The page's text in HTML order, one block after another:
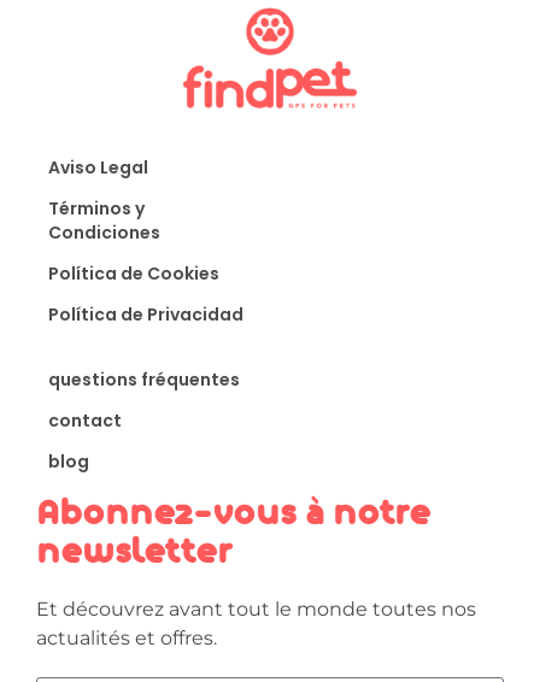
Aviso Legal
Términos y
Condiciones
Política de Cookies
Política de Privacidad
questions fréquentes
contact
blog
Abonnez-vous à notre
newsletter
Et découvrez avant tout le monde toutes nos
actualités et offres.